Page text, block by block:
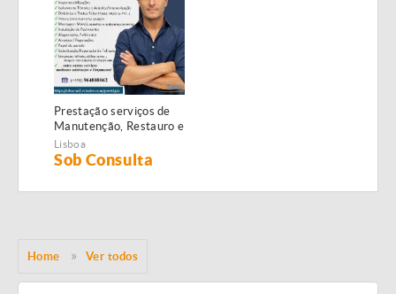
Prestação serviços de
Manutenção, Restauro e
Remodelação de
imóveis!
Lisboa
Sob Consulta
Home Ver todos